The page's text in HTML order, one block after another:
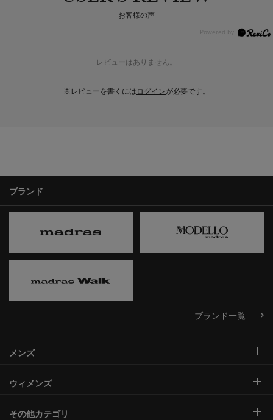
お客様の声
レビューはありません。
※レビューを書くには ログインが必要です。
ブランド
ブランド一覧
メンズ
ウィメンズ
その他カテゴリ